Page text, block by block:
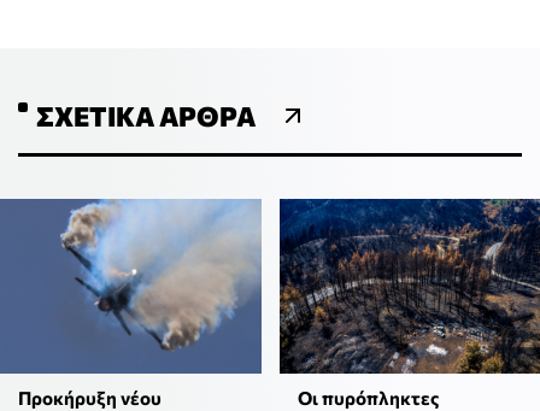
ΣΧΕΤΙΚΆ ΆΡΘΡΑ
Προκήρυξη νέου
Οι πυρόπληκτες